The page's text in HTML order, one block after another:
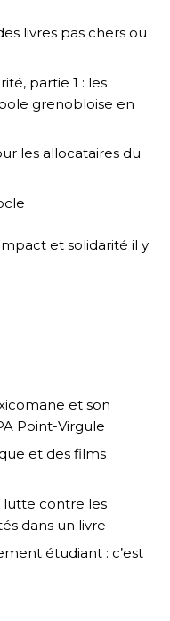
livres pas chers ou
partie 1 : les
grenobloise en
les allocataires du
et solidarité il y
et son
Point-Virgule
et des films
lutte contre les
dans un livre
étudiant : c’est